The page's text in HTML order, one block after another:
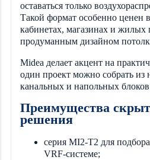
оставаться только
Такой формат особенно ценен
кабинетах, магазинах и жилых
продуманным дизайном
Midea делает акцент на
один проект можно собрать из
канальных и напольных
Преимущества
решения
серия MI2-T2 для
VRF-системе;